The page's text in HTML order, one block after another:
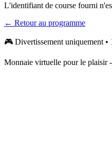
L'identifiant de course fourni
← Retour au programme
🎮 Divertissement uniquement •
Monnaie virtuelle pour le plaisir